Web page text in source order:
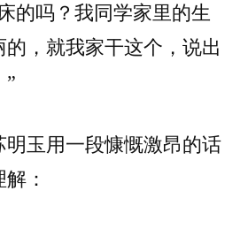
就
是
床
的吗？我同学家里的生
，就我家干这个，说出
”
明玉用一段慷慨激昂的话
：